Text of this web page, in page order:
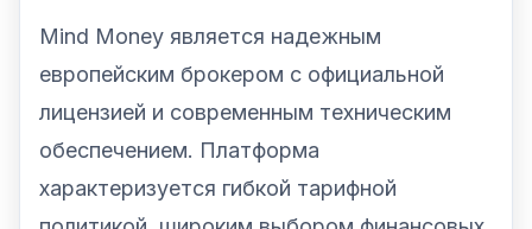
Mind Money является надежным
европейским брокером с официальной
лицензией и современным техническим
обеспечением. Платформа
характеризуется гибкой тарифной